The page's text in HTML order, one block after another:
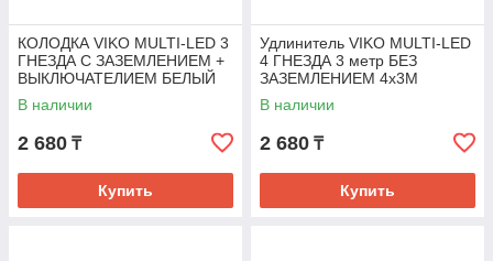
КОЛОДКА VIKO MULTI-LED 3
ГНЕЗДА С ЗАЗЕМЛЕНИЕМ +
ВЫКЛЮЧАТЕЛИЕМ БЕЛЫЙ
В наличии
2 680 ₸
Купить
Удлинитель VIKO MULTI-LED
4 ГНЕЗДА 3 метр БЕЗ
ЗАЗЕМЛЕНИЕМ 4х3M
В наличии
2 680 ₸
Купить